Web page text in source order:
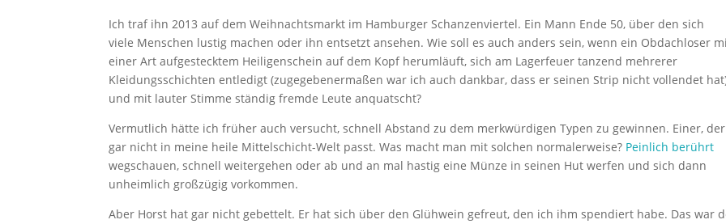
Ich traf ihn 2013 auf dem Weihnachtsmarkt im Hamburger Schanzenviertel. Ein Mann Ende 50, über den sich
viele Menschen lustig machen oder ihn entsetzt ansehen. Wie soll es auch anders sein, wenn ein Obdachloser
einer Art aufgestecktem Heiligenschein auf dem Kopf herumläuft, sich am Lagerfeuer tanzend mehrerer
Kleidungsschichten entledigt (zugegebenermaßen war ich auch dankbar, dass er seinen Strip nicht vollendet
und mit lauter Stimme ständig fremde Leute anquatscht?
Vermutlich hätte ich früher auch versucht, schnell Abstand zu dem merkwürdigen Typen zu gewinnen. Einer,
gar nicht in meine heile Mittelschicht-Welt passt. Was macht man mit solchen normalerweise? Peinlich berührt
wegschauen, schnell weitergehen oder ab und an mal hastig eine Münze in seinen Hut werfen und sich dann
unheimlich großzügig vorkommen.
Aber Horst hat gar nicht gebettelt. Er hat sich über den Glühwein gefreut, den ich ihm spendiert habe. Das war